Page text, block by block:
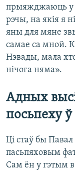
прыяжджаюць у
рэчы, на якія я
яны для мяне
самае са мной.
Нэвады, мала
нічога няма».
Адных
посьпеху ў
Ці стаў бы
пасьпяховым
Сам ён у гэтым